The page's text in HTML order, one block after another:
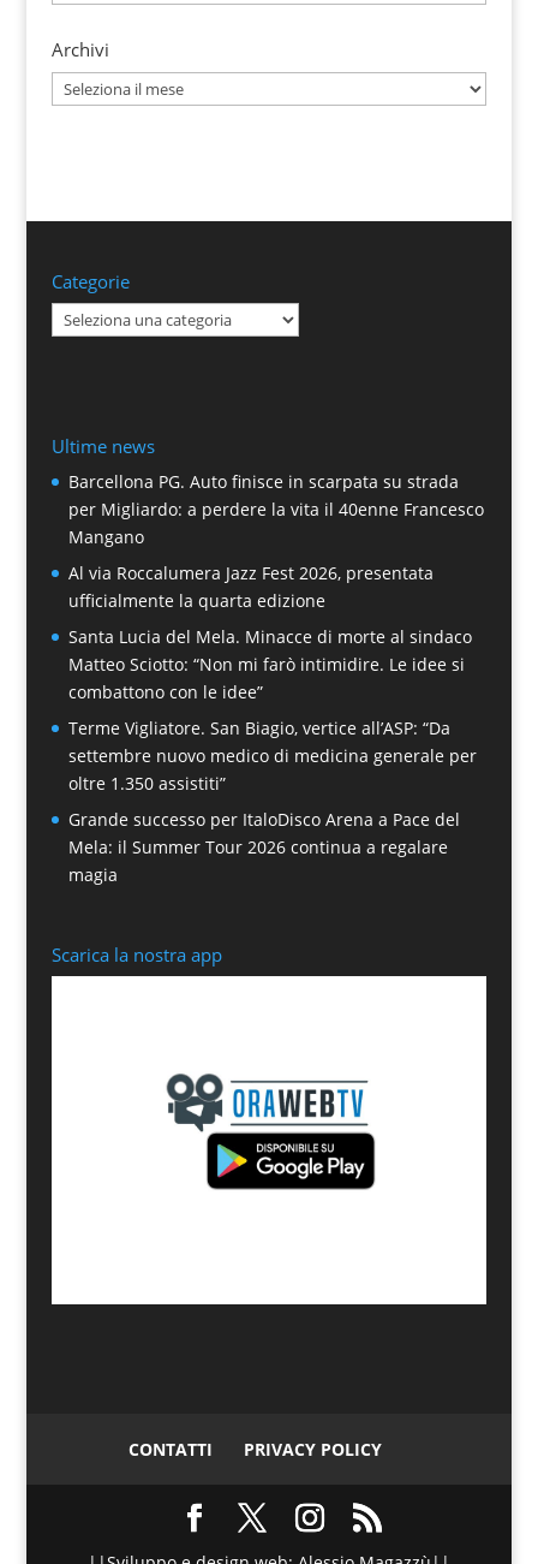
Archivi
Archivi
Categorie
Categorie
Ultime news
Barcellona PG. Auto finisce in scarpata su strada
per Migliardo: a perdere la vita il 40enne Francesco
Mangano
Al via Roccalumera Jazz Fest 2026, presentata
ufficialmente la quarta edizione
Santa Lucia del Mela. Minacce di morte al sindaco
Matteo Sciotto: “Non mi farò intimidire. Le idee si
combattono con le idee”
Terme Vigliatore. San Biagio, vertice all’ASP: “Da
settembre nuovo medico di medicina generale per
oltre 1.350 assistiti”
Grande successo per ItaloDisco Arena a Pace del
Mela: il Summer Tour 2026 continua a regalare
magia
Scarica la nostra app
CONTATTI PRIVACY POLICY